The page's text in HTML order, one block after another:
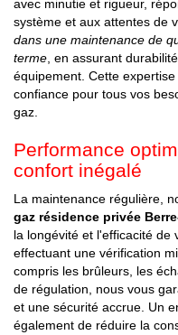
avec minutie et rigueur,
système et aux attentes de
dans une maintenance de
terme, en assurant
équipement. Cette
confiance pour tous vos
gaz.
Performance
confort inégalé
La maintenance régulière,
gaz résidence privée
la longévité et l'efficacité de
effectuant une vérification
compris les brûleurs, les
de régulation, nous vous
et une sécurité accrue. Un
également de réduire la